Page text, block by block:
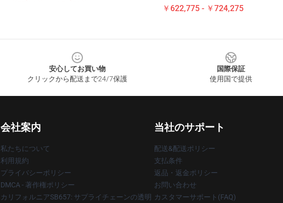
￥622,775 - ￥724,275
安心してお買い物
クリックから配送まで24/7保護
国際保証
使用国で提供
会社案内
私たちについて
利用規約
プライバシーポリシー
DMCA - 著作権ポリシー
カリフォルニアSB657: サプライチェーンの透明
当社のサポート
配送&配送ポリシー
支払条件
返品・返金ポリシー
お問い合わせ
カスタマーサポート(FAQ)